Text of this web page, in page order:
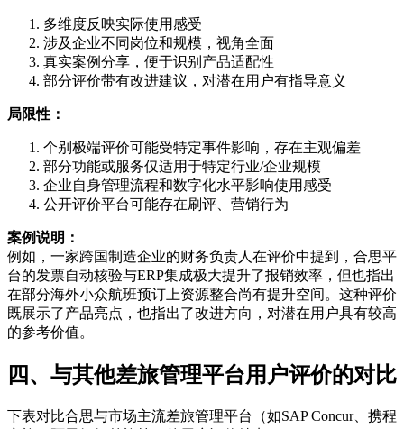
多维度反映实际使用感受
涉及企业不同岗位和规模，视角全面
真实案例分享，便于识别产品适配性
部分评价带有改进建议，对潜在用户有指导意义
局限性：
个别极端评价可能受特定事件影响，存在主观偏差
部分功能或服务仅适用于特定行业/企业规模
企业自身管理流程和数字化水平影响使用感受
公开评价平台可能存在刷评、营销行为
案例说明：
例如，一家跨国制造企业的财务负责人在评价中提到，合思平
台的发票自动核验与ERP集成极大提升了报销效率，但也指出
在部分海外小众航班预订上资源整合尚有提升空间。这种评价
既展示了产品亮点，也指出了改进方向，对潜在用户具有较高
的参考价值。
四、与其他差旅管理平台用户评价的对比
下表对比合思与市场主流差旅管理平台（如SAP Concur、携程